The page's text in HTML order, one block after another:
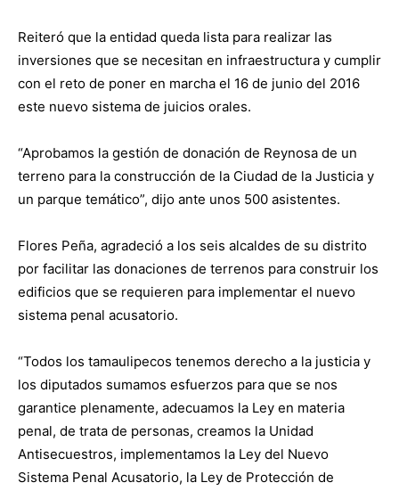
Reiteró que la entidad queda lista para realizar las
inversiones que se necesitan en infraestructura y cumplir
con el reto de poner en marcha el 16 de junio del 2016
este nuevo sistema de juicios orales.
“Aprobamos la gestión de donación de Reynosa de un
terreno para la construcción de la Ciudad de la Justicia y
un parque temático”, dijo ante unos 500 asistentes.
Flores Peña, agradeció a los seis alcaldes de su distrito
por facilitar las donaciones de terrenos para construir los
edificios que se requieren para implementar el nuevo
sistema penal acusatorio.
“Todos los tamaulipecos tenemos derecho a la justicia y
los diputados sumamos esfuerzos para que se nos
garantice plenamente, adecuamos la Ley en materia
penal, de trata de personas, creamos la Unidad
Antisecuestros, implementamos la Ley del Nuevo
Sistema Penal Acusatorio, la Ley de Protección de